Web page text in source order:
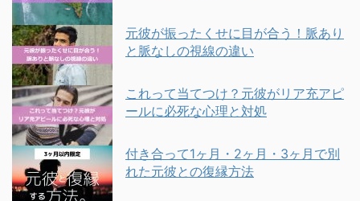
元彼が振ったくせに目が合う！脈あり
と脈なしの視線の違い
これって当てつけ？元彼がリア充アピ
ールに必死な心理と対処
付き合って1ヶ月・2ヶ月・3ヶ月で別
れた元彼との復縁方法